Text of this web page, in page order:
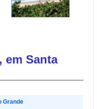
em Santa
Grande